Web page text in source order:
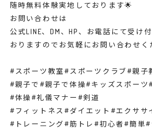
随時無料体験実地しております🌟
お問い合わせは
公式LINE、DM、HP、お電話にて受け
おりますのでお気軽にお問い合わせく
#スポーツ教室#スポーツクラブ#親子
#親子で#親子で体操#キッズスポーツ
#体操#礼儀マナー#剣道
#フィットネス#ダイエット#エクササ
#トレーニング#筋トレ#初心者#簡単#